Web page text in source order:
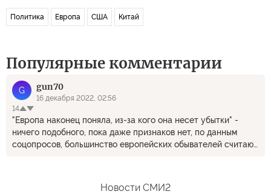
Политика Европа США Китай
Популярные комментарии
G gun70
16 декабря 2022, 02:56
14
"Европа наконец поняла, из-за кого она несет убытки" -
ничего подобного, пока даже признаков нет, по данным
соцопросов, большинство европейских обывателей считают,
Новости СМИ2